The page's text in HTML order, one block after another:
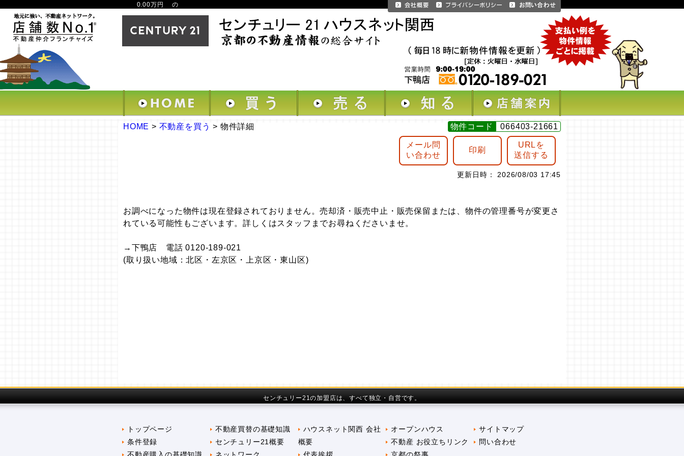
0.00万円 の
HOME > 不動産を買う > 物件詳細 物件コード 066403-21661
URLを
送信する
印刷
メール問
い合わせ
更新日時： 2026/08/03 17:45
お調べになった物件は現在登録されておりません。売却済・販売中止・販売保留または、物件の管理番号が変更さ
れている可能性もございます。詳しくはスタッフまでお尋ねくださいませ。
→下鴨店 電話 0120-189-021
(取り扱い地域：北区・左京区・上京区・東山区)
センチュリー21の加盟店は、すべて独立・自営です。
トップページ
条件登録
不動産買替の基礎知識
センチュリー21概要
ハウスネット関西 会社
概要
オープンハウス
不動産 お役立ちリンク
サイトマップ
問い合わせ